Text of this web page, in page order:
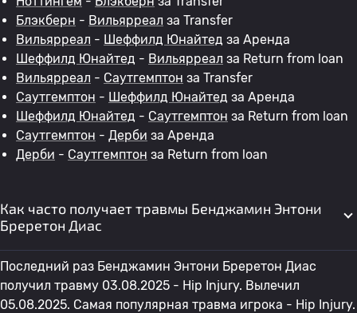
Блэкберн - Вильярреал за Transfer
Вильярреал - Шеффилд Юнайтед за Аренда
Шеффилд Юнайтед - Вильярреал за Return from loan
Вильярреал - Саутгемптон за Transfer
Саутгемптон - Шеффилд Юнайтед за Аренда
Шеффилд Юнайтед - Саутгемптон за Return from loan
Саутгемптон - Дерби за Аренда
Дерби - Саутгемптон за Return from loan
Как часто получает травмы Бенджамин Энтони
Бреретон Диас
Последний раз Бенджамин Энтони Бреретон Диас
получил травму 03.08.2025 - Hip Injury. Вылечил
05.08.2025. Самая популярная травма игрока - Hip Injury.